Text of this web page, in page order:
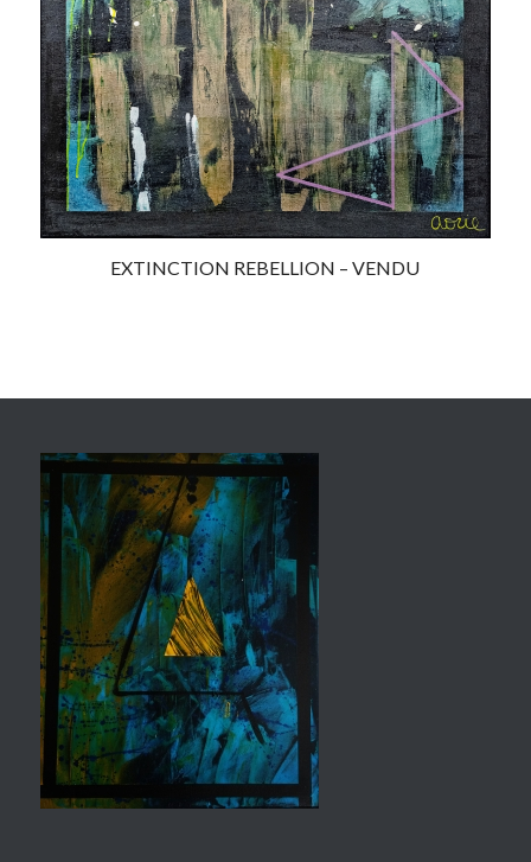
EXTINCTION REBELLION – VENDU